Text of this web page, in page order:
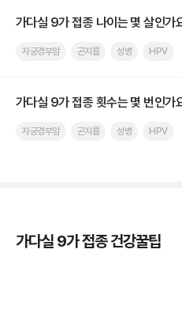
가다실 9가 접종 나이는 몇 살인가
자궁경부암 곤지름 성병 HPV
가다실 9가 접종 횟수는 몇 번인가
자궁경부암 곤지름 성병 HPV
가다실 9가 접종 건강꿀팁